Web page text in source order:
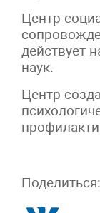
Центр
действует
наук.
Центр
Поделиться: